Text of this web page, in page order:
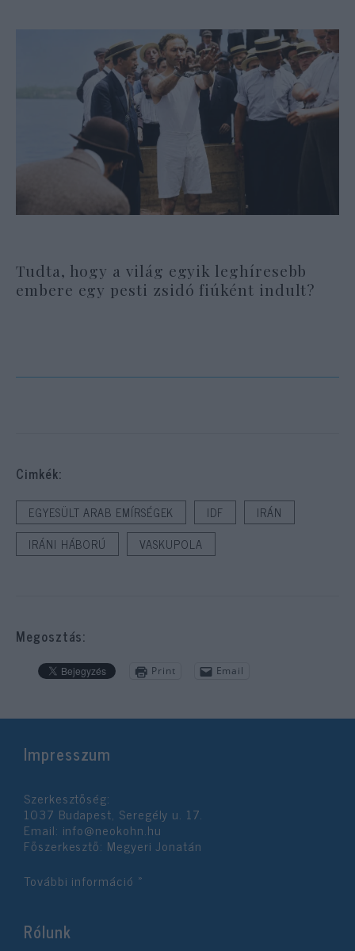
Tudta, hogy a világ egyik leghíresebb
embere egy pesti zsidó fiúként indult?
Cimkék:
EGYESÜLT ARAB EMÍRSÉGEK IDF
IRÁN
IRÁNI HÁBORÚ
VASKUPOLA
Megosztás:
Print Email
Impresszum
Szerkesztőség:
1037 Budapest, Seregély u. 17.
Email: info@neokohn.hu
Főszerkesztő: Megyeri Jonatán
További információ »
Rólunk